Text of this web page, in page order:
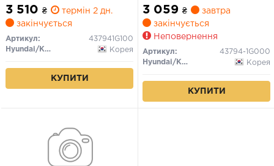
3 510 ₴
термін 2 дн.
закінчується
Артикул:
437941G100
Hyundai/Kia/Mobis
Корея
КУПИТИ
3 059 ₴
завтра
закінчується
Неповернення
Артикул:
43794-1G000
Hyundai/Kia/Mobis
Корея
КУПИТИ